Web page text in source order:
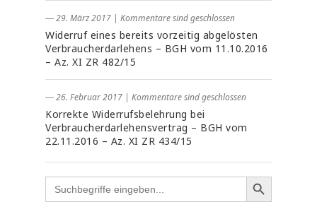
― 29. März 2017 | Kommentare sind geschlossen
Widerruf eines bereits vorzeitig abgelösten
Verbraucherdarlehens – BGH vom 11.10.2016
– Az. XI ZR 482/15
― 26. Februar 2017 | Kommentare sind geschlossen
Korrekte Widerrufsbelehrung bei
Verbraucherdarlehensvertrag – BGH vom
22.11.2016 – Az. XI ZR 434/15
Search
for: